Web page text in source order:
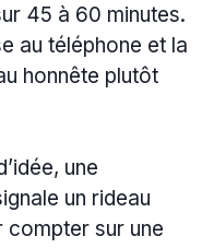
45 à 60 minutes.
au téléphone et la
honnête plutôt
une
un rideau
sur une